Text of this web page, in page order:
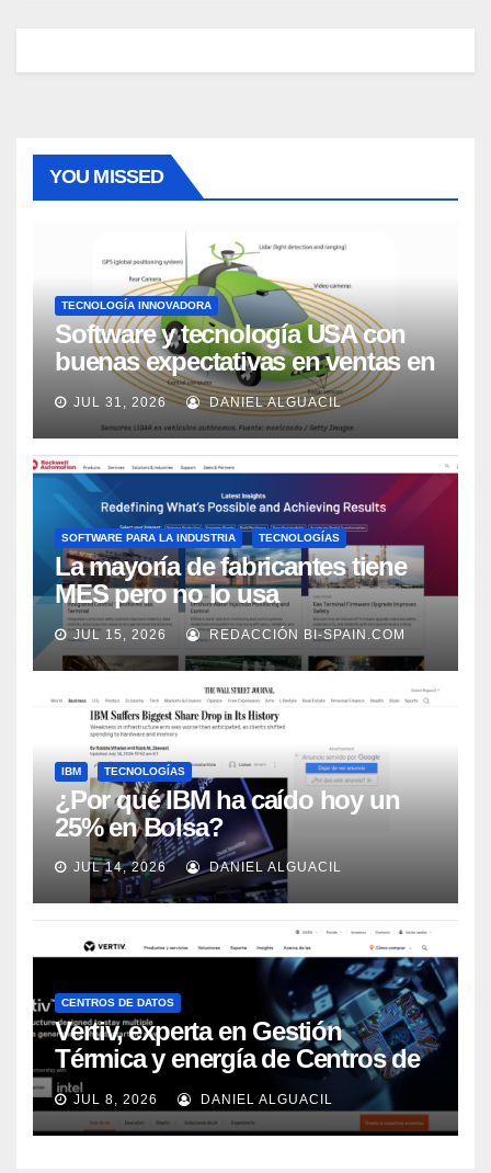
YOU MISSED
TECNOLOGÍA INNOVADORA
Software y tecnología USA con
buenas expectativas en ventas en
los próximos 2 años, según
Market Watch
JUL 31, 2026 DANIEL ALGUACIL
SOFTWARE PARA LA INDUSTRIA TECNOLOGÍAS
La mayoría de fabricantes tiene
MES pero no lo usa
adecuadamente, según Rockwell
Automation
JUL 15, 2026 REDACCIÓN BI-SPAIN.COM
IBM TECNOLOGÍAS
¿Por qué IBM ha caído hoy un
25% en Bolsa?
JUL 14, 2026 DANIEL ALGUACIL
CENTROS DE DATOS
Vertiv, experta en Gestión
Térmica y energía de Centros de
Datos, sigue su crecimiento
imparable
JUL 8, 2026 DANIEL ALGUACIL